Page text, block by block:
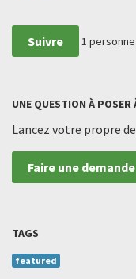
Suivre 1
UNE QUESTION À
Lancez votre propre
Faire une demande
TAGS
featured